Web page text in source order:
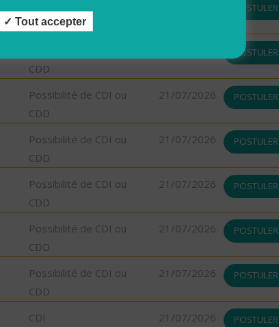
POSTULER
CDD
POSTULER
Possibilité de CDI ou
CDD
21/07/2026 POSTULER
Possibilité de CDI ou
CDD
21/07/2026 POSTULER
Possibilité de CDI ou
CDD
21/07/2026 POSTULER
Possibilité de CDI ou
CDD
21/07/2026 POSTULER
Possibilité de CDI ou
CDD
21/07/2026 POSTULER
CDI 21/07/2026 POSTULER
Tout accepter